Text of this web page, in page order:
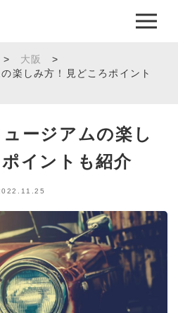
> 大阪
>
楽しみ方！見どころポイント
ージアムの楽し
イントも紹介